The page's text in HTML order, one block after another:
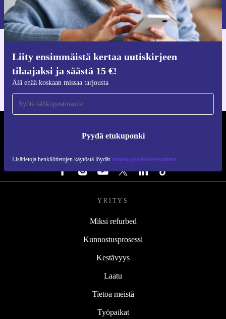
Liity ensimmäistä kertaa uutiskirjeen
tilaajaksi ja säästä 15 €!
Älä enää koskaan missaa tarjousta
Pyydä etukuponki
Lisätietoja henkilötietojen käytöstä löydät tietosuojaselosteestamme
Lisätietoja henkilötietojen käytöstä löydättietosuojaselosteestamme.
iOS:lle ja Androidille
YRITYS
Miksi refurbed
Kunnostusprosessi
Kestävyys
Laatu
Tietoa meistä
Työpaikat